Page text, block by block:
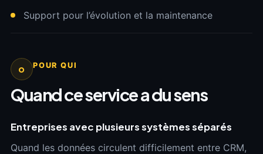
Support pour l’évolution et la maintenance
o POUR QUI
Quand ce service a du sens
Entreprises avec plusieurs systèmes séparés
Quand les données circulent difficilement entre CRM,